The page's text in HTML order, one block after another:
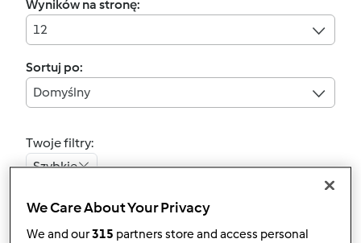
Wyników na stronę:
12
Sortuj po:
Domyślny
Twoje filtry:
Szybkie
Wyczyść
We Care About Your Privacy
We and our315 partners store and access personal